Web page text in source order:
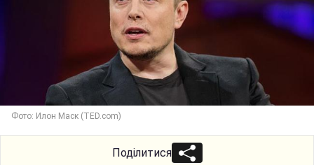
Фото: Илон Маск (TED.com)
Поділитися